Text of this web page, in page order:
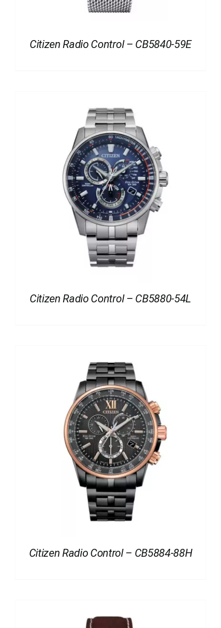
Citizen Radio Control – CB5840-59E
Citizen Radio Control – CB5880-54L
Citizen Radio Control – CB5884-88H